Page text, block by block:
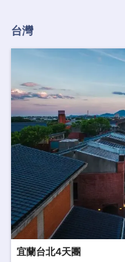
台灣
宜蘭台北4天團